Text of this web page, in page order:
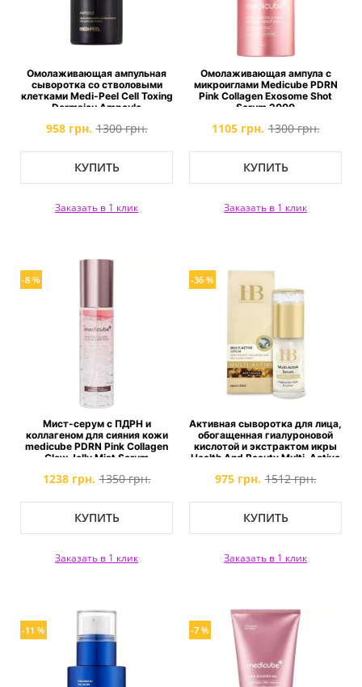
Омолаживающая ампульная
сыворотка со стволовыми
клетками Medi-Peel Cell Toxing
Dermajou Ampoule
958 грн. 1300 грн.
КУПИТЬ
Заказать в 1 клик
Омолаживающая ампула с
микроиглами Medicube PDRN
Pink Collagen Exosome Shot
Serum 2000
1105 грн. 1300 грн.
КУПИТЬ
Заказать в 1 клик
-8 %
Мист-серум с ПДРН и
коллагеном для сияния кожи
medicube PDRN Pink Collagen
Glow Jelly Mist Serum
1238 грн. 1350 грн.
КУПИТЬ
Заказать в 1 клик
-36 %
Активная сыворотка для лица,
обогащенная гиалуроновой
кислотой и экстрактом икры
Health And Beauty Multi-Active
975 грн. 1512 грн.
КУПИТЬ
Заказать в 1 клик
-11 % -7 %